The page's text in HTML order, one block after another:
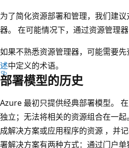
为了简化资源部署和管理，我们建
器。 在可能情况下，通过资源管理器
如果不熟悉资源管理器，可能需要先
述中定义的术语。
部署模型的历史
Azure 最初只提供经典部署模型。
独立；无法将相关的资源组合在一
成解决方案或应用程序的资源 ，并
署解决方案有两种方式：通过门户